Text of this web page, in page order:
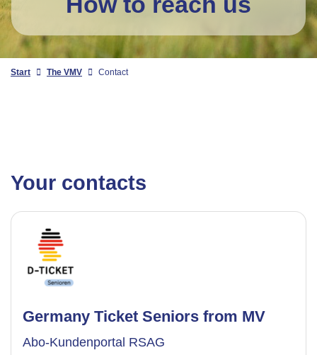
Start The VMV Contact
Your contacts
Germany Ticket Seniors from MV
Abo-Kundenportal RSAG